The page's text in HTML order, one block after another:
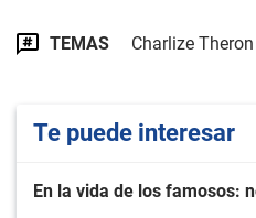
TEMAS Charlize Theron
Te puede interesar
En la vida de los famosos: